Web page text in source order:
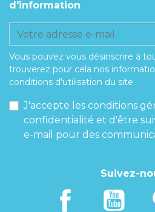
d'information
Vous pouvez vous désinscrire à
trouverez pour cela nos
conditions d'utilisation du site.
J'accepte les conditions
confidentialité et d'être
e-mail pour des
Suivez-